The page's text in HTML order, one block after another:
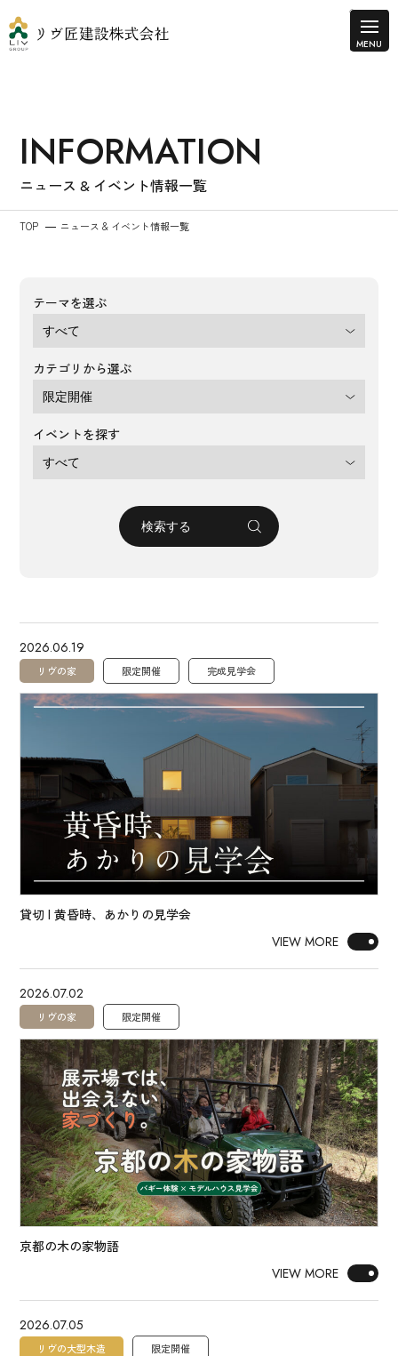
INFORMATION
ニュース & イベント情報一覧
TOP ニュース & イベント情報一覧
テーマを選ぶ
カテゴリから選ぶ
イベントを探す
2026.06.19
リヴの家 限定開催 完成見学会
貸切 | 黄昏時、あかりの見学会
VIEW MORE
2026.07.02
リヴの家 限定開催
京都の木の家物語
VIEW MORE
2026.07.05
リヴの大型木造 限定開催